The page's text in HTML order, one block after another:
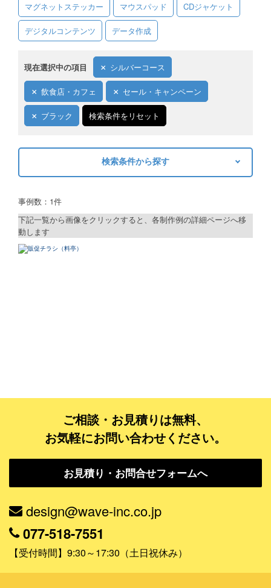
マグネットステッカー マウスパッド CDジャケット
デジタルコンテンツ データ作成
現在選択中の項目 シルバーコース
飲食店・カフェ セール・キャンペーン
ブラック 検索条件をリセット
検索条件から探す
制作プランで探す
ジャンルで探す
販売・ショップ・サービス
観光・旅行会社・ホテル・旅館
学校・塾・習い事
コンサート・ライブ・演劇
美容室・サロン・クリニック
事例数：1件
下記一覧から画像をクリックすると、各制作例の詳細ページへ移
動します
ご相談・お見積りは無料、
お気軽にお問い合わせください。
お見積り・お問合せフォームへ
design@wave-inc.co.jp
077-518-7551
【受付時間】9:30～17:30（土日祝休み）